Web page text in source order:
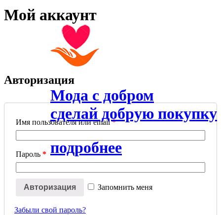
Мой аккаунт
Мода с добром
сделай добрую покупку
подробнее
Авторизация
Имя пользователя или email*
Пароль *
Запомнить меня
Забыли свой пароль?